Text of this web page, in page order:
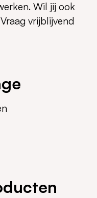
Wil jij ook
vrijblijvend